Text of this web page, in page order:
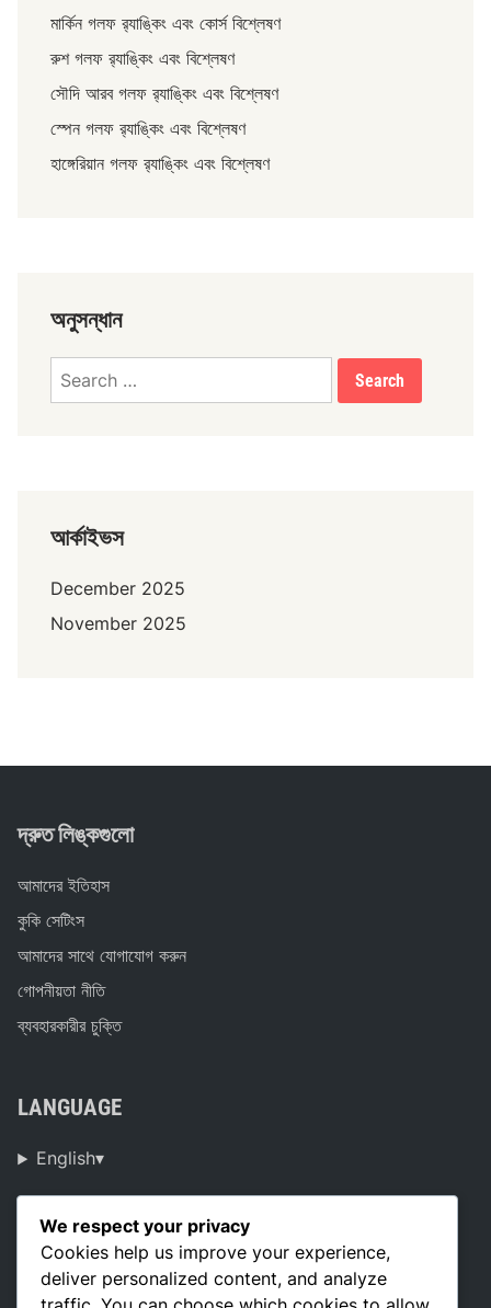
মার্কিন গলফ র‌্যাঙ্কিং এবং কোর্স বিশ্লেষণ
রুশ গলফ র‌্যাঙ্কিং এবং বিশ্লেষণ
সৌদি আরব গলফ র‌্যাঙ্কিং এবং বিশ্লেষণ
স্পেন গলফ র‌্যাঙ্কিং এবং বিশ্লেষণ
হাঙ্গেরিয়ান গলফ র‌্যাঙ্কিং এবং বিশ্লেষণ
অনুসন্ধান
Search
আর্কাইভস
December 2025
November 2025
দ্রুত লিঙ্কগুলো
আমাদের ইতিহাস
কুকি সেটিংস
আমাদের সাথে যোগাযোগ করুন
গোপনীয়তা নীতি
ব্যবহারকারীর চুক্তি
LANGUAGE
English▾
সর্বশেষ পোস্টগুলি
নেদারল্যান্ডসে খেলোয়াড়ের পারফরম্যান্সের ভিত্তিতে শীর্ষ গলফ কোর্সসমূহ
We respect your privacy
Cookies help us improve your experience,
deliver personalized content, and analyze